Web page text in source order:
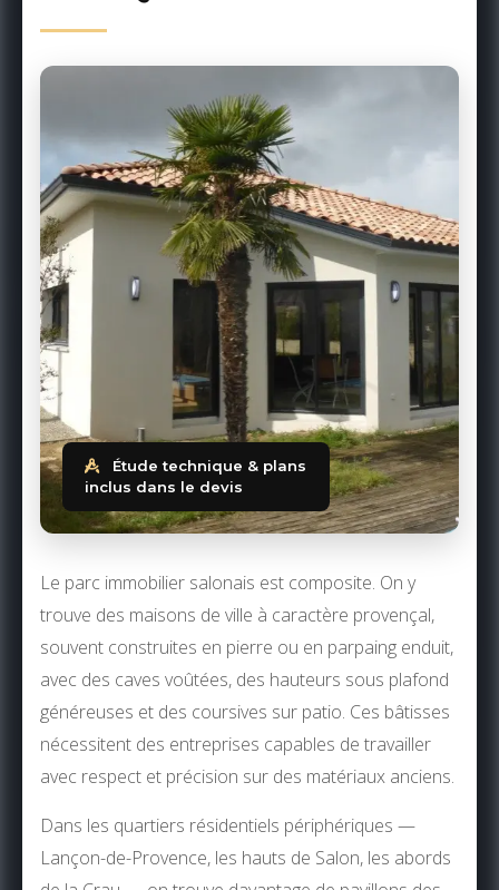
Le parc immobilier salonais est composite. On y
trouve des maisons de ville à caractère provençal,
souvent construites en pierre ou en parpaing enduit,
avec des caves voûtées, des hauteurs sous plafond
généreuses et des coursives sur patio. Ces bâtisses
nécessitent des entreprises capables de travailler
avec respect et précision sur des matériaux anciens.
Dans les quartiers résidentiels périphériques —
Lançon-de-Provence, les hauts de Salon, les abords
Étude technique & plans
inclus dans le devis